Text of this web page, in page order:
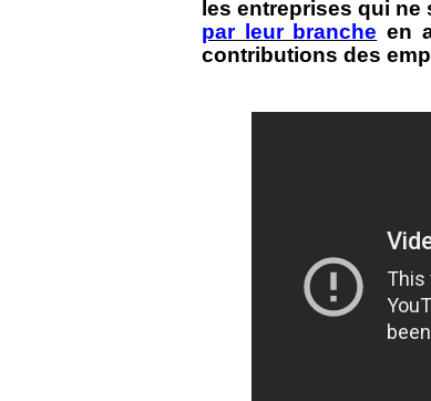
les entreprises qui
par leur branche en
contributions des